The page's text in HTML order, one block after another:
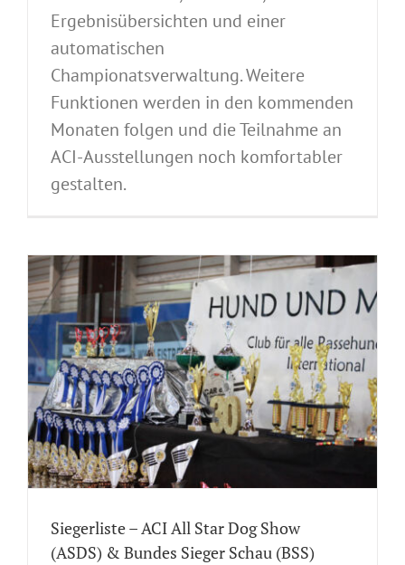
Ergebnisübersichten und einer
automatischen
Championatsverwaltung. Weitere
Funktionen werden in den kommenden
Monaten folgen und die Teilnahme an
ACI-Ausstellungen noch komfortabler
gestalten.
Siegerliste – ACI All Star Dog Show
(ASDS) & Bundes Sieger Schau (BSS)